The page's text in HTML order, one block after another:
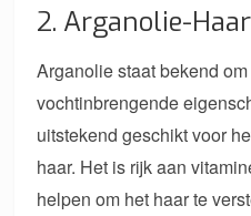
2. Arganolie-
Arganolie staat bekend
vochtinbrengende
uitstekend geschikt voor
haar. Het is rijk aan
helpen om het haar te